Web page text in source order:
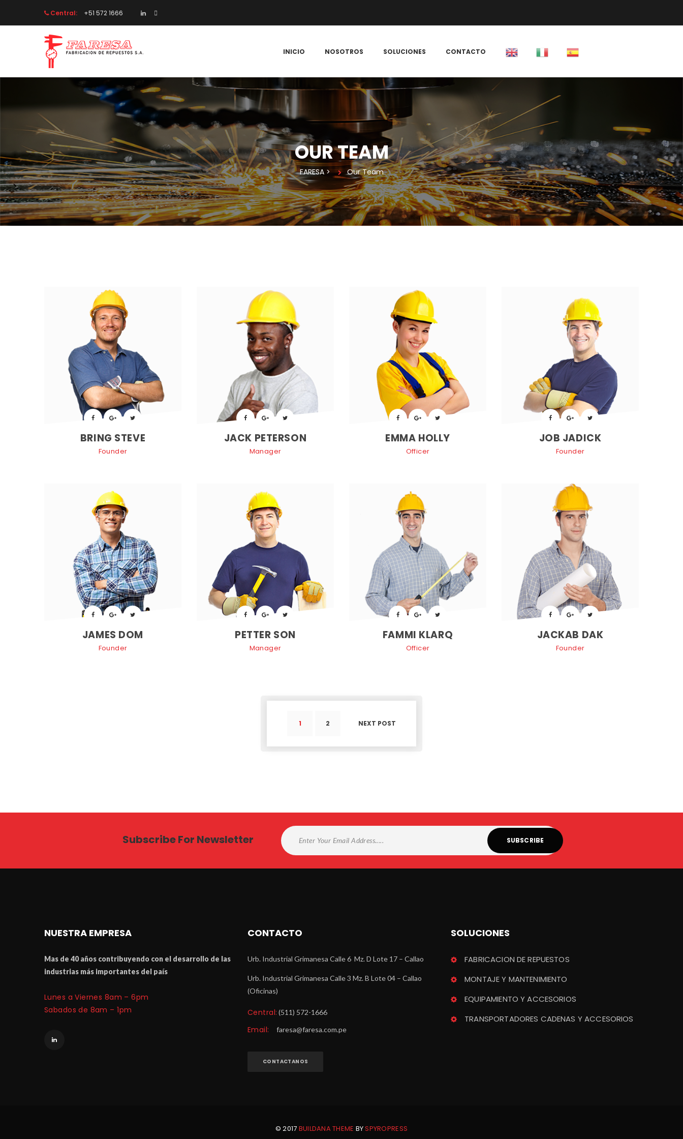
Central: +51 572 1666
INICIO NOSOTROS SOLUCIONES CONTACTO
OUR TEAM
FARESA > Our Team
BRING STEVE
Founder
JACK PETERSON
Manager
EMMA HOLLY
Officer
JOB JADICK
Founder
JAMES DOM
Founder
PETTER SON
Manager
FAMMI KLARQ
Officer
JACKAB DAK
Founder
1 2 NEXT POST
Subscribe For Newsletter
NUESTRA EMPRESA
Mas de 40 años contribuyendo con el desarrollo de las
industrias má importantes del paí
Lunes a Viernes 8am – 6pm
Sabados de 8am – 1pm
CONTACTO
Urb. Industrial Grimanesa Calle 6 Mz. D Lote 17 – Callao
Urb. Industrial Grimanesa Calle 3 Mz. B Lote 04 – Callao
(Oficinas)
Central: (511) 572-1666
Email: faresa@faresa.com.pe
CONTACTANOS
SOLUCIONES
FABRICACION DE REPUESTOS
MONTAJE Y MANTENIMIENTO
EQUIPAMIENTO Y ACCESORIOS
TRANSPORTADORES CADENAS Y ACCESORIOS
© 2017 BUILDANA THEME BY SPYROPRESS